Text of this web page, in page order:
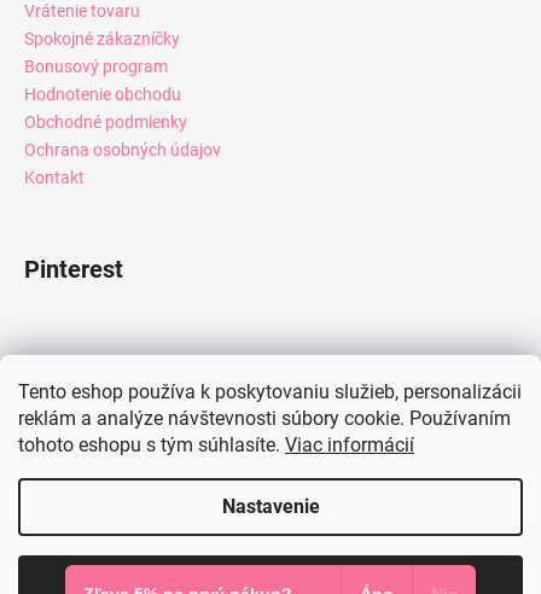
Tento eshop používa k poskytovaniu služieb, personalizácii
reklám a analýze návštevnosti súbory cookie. Používaním
tohoto eshopu s tým súhlasíte. Viac informácií
Nastavenie
Súhlasím
Vrátenie tovaru
Spokojné zákazníčky
Bonusový program
Hodnotenie obchodu
Obchodné podmienky
Ochrana osobných údajov
Kontakt
Pinterest
Instagram
Copyright 2026
Mia Dresses . Všetky práva vyhradené.